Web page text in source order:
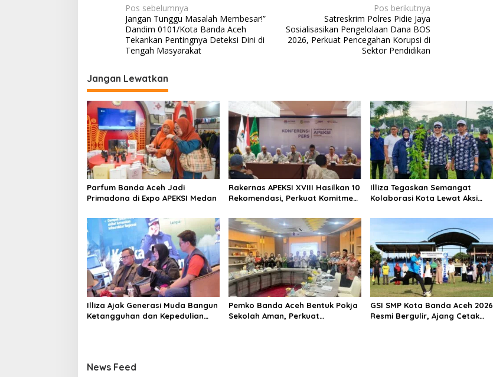
N
a
v
i
g
a
s
i
p
o
s
Pos sebelumnya
Jangan Tunggu Masalah Membesar!”
Dandim 0101/Kota Banda Aceh
Tekankan Pentingnya Deteksi Dini di
Tengah Masyarakat
Pos berikutnya
Satreskrim Polres Pidie Jaya
Sosialisasikan Pengelolaan Dana BOS
2026, Perkuat Pencegahan Korupsi di
Sektor Pendidikan
Jangan Lewatkan
Parfum Banda Aceh Jadi
Primadona di Expo APEKSI Medan
Rakernas APEKSI XVIII Hasilkan 10
Rekomendasi, Perkuat Komitmen
Illiza Tegaskan Semangat
Kolaborasi Kota Lewat Aksi
Illiza Ajak Generasi Muda Bangun
Ketangguhan dan Kepedulian
Pemko Banda Aceh Bentuk Pokja
Sekolah Aman, Perkuat
GSI SMP Kota Banda Aceh 2026
Resmi Bergulir, Ajang Cetak
News Feed